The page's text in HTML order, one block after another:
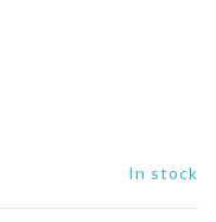
In stock